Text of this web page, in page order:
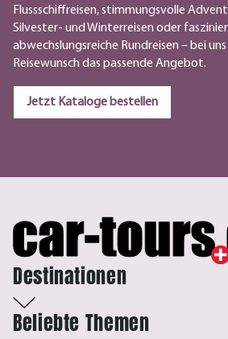
Flussschiffreisen, stimmungsvolle
Silvester- und Winterreisen oder
abwechslungsreiche Rundreisen – bei
Reisewunsch das passende Angebot.
Jetzt Kataloge bestellen
Destinationen
Beliebte Themen